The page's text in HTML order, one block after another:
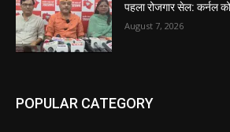
पहला रोजगार सेल: कर्नल
August 7, 2026
POPULAR CATEGORY